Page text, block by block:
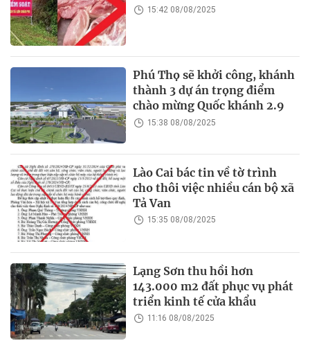
15:42 08/08/2025
Phú Thọ sẽ khởi công, khánh
thành 3 dự án trọng điểm
chào mừng Quốc khánh 2.9
15:38 08/08/2025
Lào Cai bác tin về tờ trình
cho thôi việc nhiều cán bộ xã
Tả Van
15:35 08/08/2025
Lạng Sơn thu hồi hơn
143.000 m2 đất phục vụ phát
triển kinh tế cửa khẩu
11:16 08/08/2025